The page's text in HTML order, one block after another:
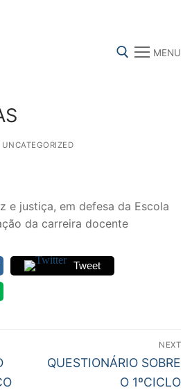
MENU
UNCATEGORIZED
e justiça, em defesa da Escola
da carreira docente
Tweet
NEXT
Next
QUESTIONÁRIO SOBRE
O 1ºCICLO